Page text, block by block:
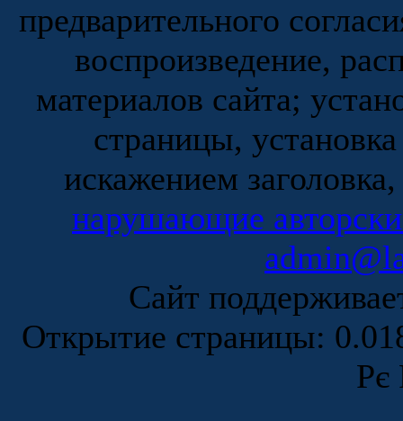
предварительного
воспроизведение,
материалов сайта;
страницы,
искажением
нарушающие
Сайт
Открытие страницы:
Рє